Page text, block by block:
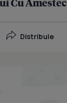
Distribuie